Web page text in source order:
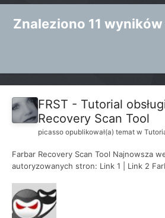
Znaleziono 11 wyników
FRST - Tutorial
Recovery Scan Tool
picasso opublikował(a) temat w
Farbar Recovery Scan Tool Najnowsza
autoryzowanych stron: Link 1 | Link 2
wykonania przygotowanych skryptów
malware komputerach. Narzędz...